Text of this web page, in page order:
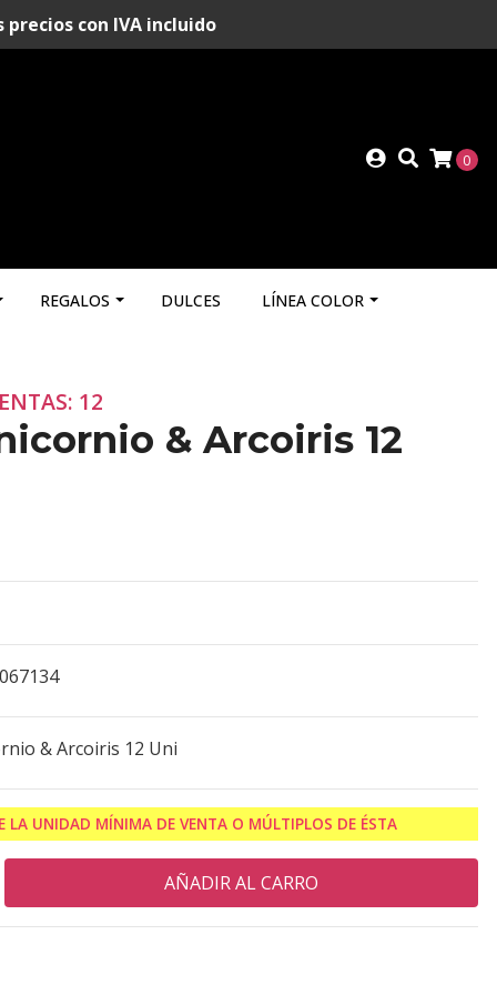
precios con IVA incluido
0
REGALOS DULCES LÍNEA COLOR
12
& Arcoiris 12
& Arcoiris 12 Uni
LA UNIDAD MÍNIMA DE VENTA O MÚLTIPLOS DE ÉSTA